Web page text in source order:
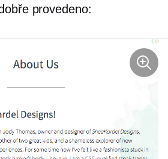
provedeno: